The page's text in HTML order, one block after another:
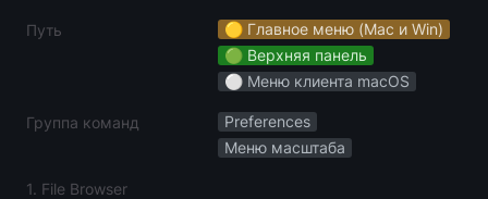
Путь
🟡 Главное меню (Mac и Win)
🟢 Верхняя панель
⚪️ Меню клиента macOS
Группа команд
Preferences
Меню масштаба
1. File Browser